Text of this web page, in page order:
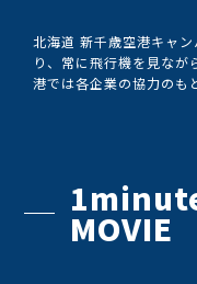
北海道 新千歳空港キャ
り、常に飛行機を見なが
港では各企業の協力のも
MOVIE